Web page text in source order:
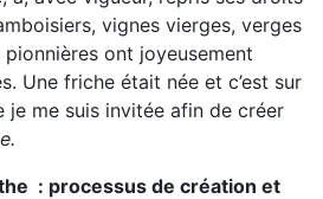
vignes vierges, verges
pionnières ont joyeusement
Une friche était née et c’est sur
je me suis invitée afin de créer
: processus de création et